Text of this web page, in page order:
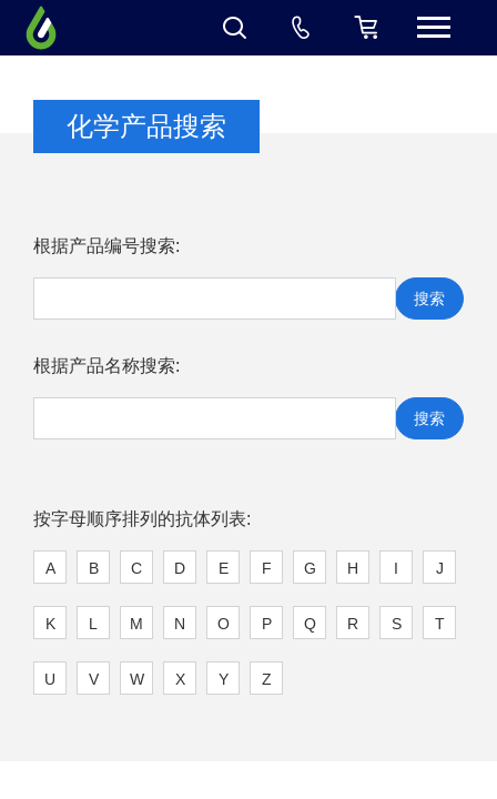
化学产品搜索
根据产品编号搜索:
搜索
根据产品名称搜索:
搜索
按字母顺序排列的抗体列表:
A B C D E F G H I J
K L M N O P Q R S T
U V W X Y Z